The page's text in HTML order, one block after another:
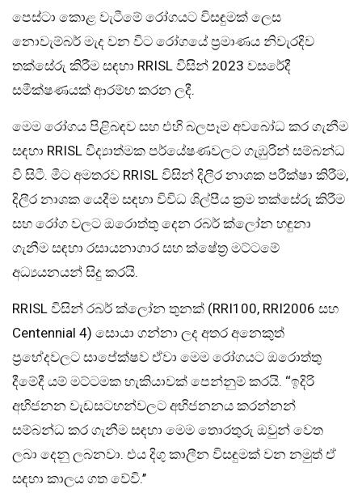
පෙස්ටා කොළ වැටීමේ රෝගයට විසඳුමක් ලෙස
නොවැම්බර් මැද වන විට රෝගයේ ප‍්‍රමාණය නිවැරදිව
තක්සේරු කිරීම සඳහා RRISL විසින් 2023 වසරේදී
සමීක්ෂණයක් ආරම්භ කරන ලදී.
මෙම රෝගය පිළිබඳව සහ එහි බලපෑම අවබෝධ කර ගැනීම
සඳහා RRISL විද්‍යාත්මක පර්යේෂණවලට ගැඹුරින් සම්බන්ධ
වී සිටී. මීට අමතරව RRISL විසින් දිලීර නාශක පරීක්ෂා කිරීම,
දිලීර නාශක යෙදීම සඳහා විවිධ ශිල්පීය ක‍්‍රම තක්සේරු කිරීම
සහ රෝග වලට ඔරොත්තු දෙන රබර් ක්ලෝන හඳුනා
ගැනීම සඳහා රසායනාගාර සහ ක්ෂේත‍්‍ර මට්ටමේ
අධ්‍යයනයන් සිදු කරයි.
RRISL විසින් රබර් ක්ලෝන තුනක් (RRI100, RRI2006 සහ
Centennial 4) සොයා ගන්නා ලද අතර අනෙකුත්
ප‍්‍රභේදවලට සාපේක්ෂව ඒවා මෙම රෝගයට ඔරොත්තු
දීමේදී යම් මට්ටමක හැකියාවක් පෙන්නුම් කරයි. ‘‘ඉදිරි
අභිජනන වැඩසටහන්වලට අභිජනනය කරන්නන්
සම්බන්ධ කර ගැනීම සඳහා මෙම තොරතුරු ඔවුන් වෙත
ලබා දෙනු ලබනවා. එය දිගු කාලීන විසඳුමක් වන නමුත් ඒ
සඳහා කාලය ගත වේවි.’’